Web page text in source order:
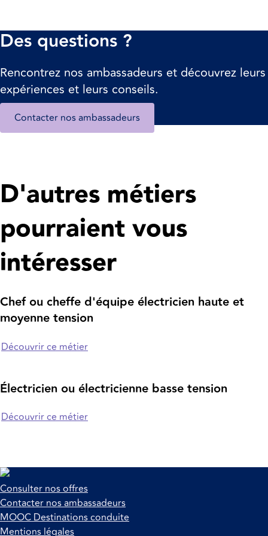
Des questions ?
Rencontrez nos ambassadeurs et découvrez leurs
expériences et leurs conseils.
Contacter nos ambassadeurs
D'autres métiers
pourraient vous
intéresser
Chef ou cheffe d'équipe électricien haute et
moyenne tension
Découvrir ce métier
Électricien ou électricienne basse tension
Découvrir ce métier
Consulter nos offres
Contacter nos ambassadeurs
MOOC Destinations conduite
Mentions légales